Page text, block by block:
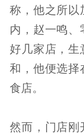
称，他之所以
内，赵一鸣、
好几家店，生
和，他便选择
食店。
然而，门店刚